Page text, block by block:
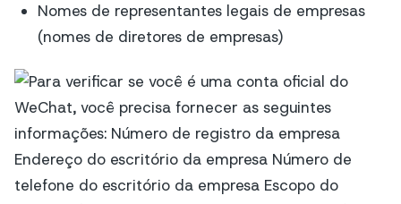
Nomes de representantes legais de empresas
(nomes de diretores de empresas)